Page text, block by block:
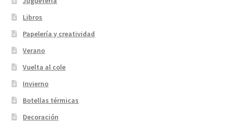
Libros
Papelería y creatividad
Verano
Vuelta al cole
Invierno
Botellas térmicas
Decoración